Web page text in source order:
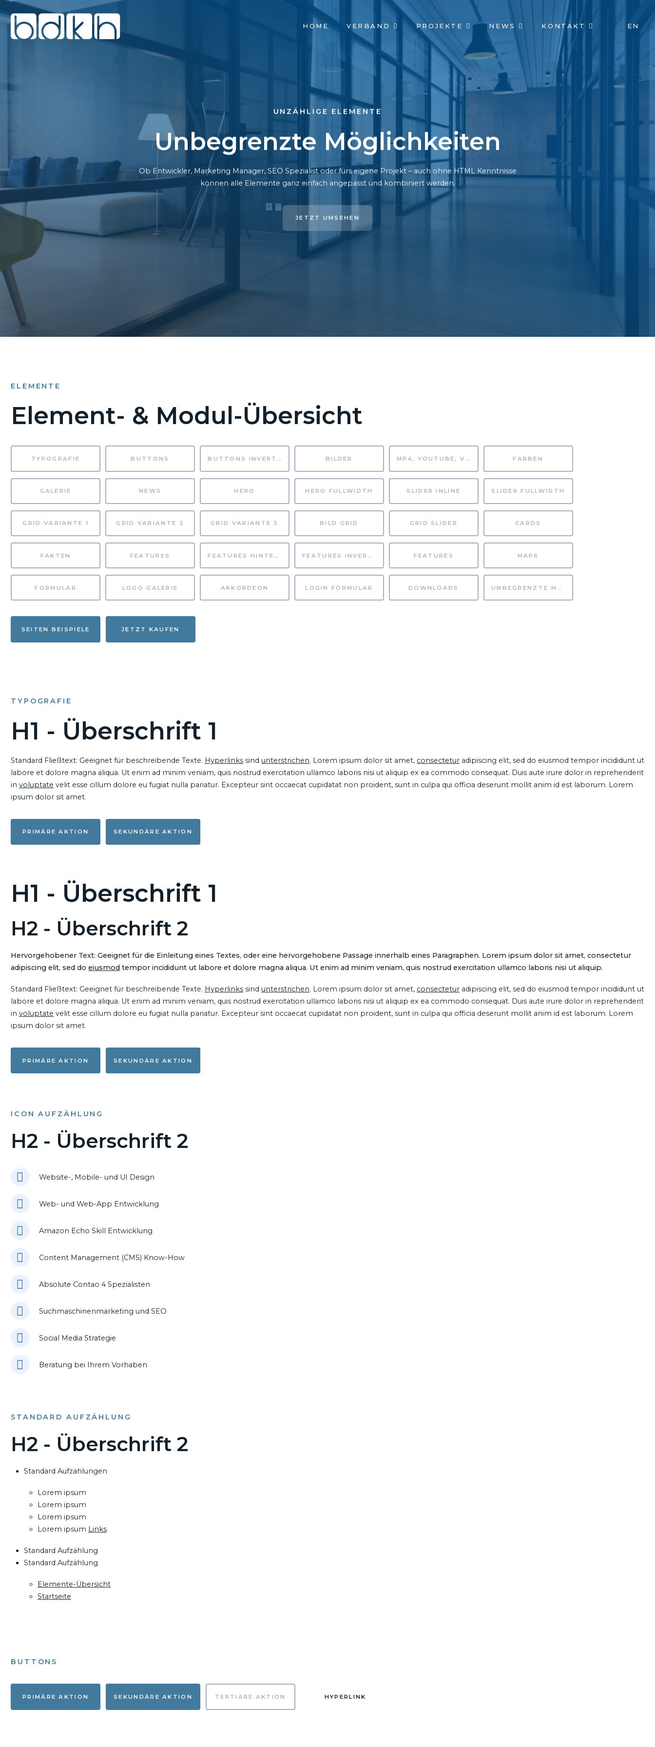
NAVIGATION
ÜBERSPRINGEN
HOME VERBAND PROJEKTE NEWS KONTAKT EN
UNZÄHLIGE ELEMENTE
Unbegrenzte Möglichkeiten
Ob Entwickler, Marketing Manager, SEO Spezialist oder fürs eigene Projekt – auch ohne HTML Kenntnisse
können alle Elemente ganz einfach angepasst und kombiniert werden.
JETZT UMSEHEN
ELEMENTE
Element- & Modul-Übersicht
TYPOGRAFIE BUTTONS BUTTONS INVERTIERT BILDER MP4, YOUTUBE, VIMEO FARBEN
GALERIE NEWS HERO HERO FULLWIDTH SLIDER INLINE SLIDER FULLWIDTH
GRID VARIANTE 1 GRID VARIANTE 2 GRID VARIANTE 3 BILD GRID GRID SLIDER CARDS
FAKTEN FEATURES FEATURES HINTERGRUND FEATURES INVERTIERT FEATURES MAPS
FORMULAR LOGO GALERIE AKKORDEON LOGIN FORMULAR DOWNLOADS UNBEGRENZTE MÖGLICHKEITEN
SEITEN BEISPIELE JETZT KAUFEN
TYPOGRAFIE
H1 - Überschrift 1
Standard Fließtext: Geeignet für beschreibende Texte. Hyperlinks sind unterstrichen. Lorem ipsum dolor sit amet, consectetur adipiscing elit, sed do eiusmod tempor incididunt ut
labore et dolore magna aliqua. Ut enim ad minim veniam, quis nostrud exercitation ullamco laboris nisi ut aliquip ex ea commodo consequat. Duis aute irure dolor in reprehenderit
in voluptate velit esse cillum dolore eu fugiat nulla pariatur. Excepteur sint occaecat cupidatat non proident, sunt in culpa qui officia deserunt mollit anim id est laborum. Lorem
ipsum dolor sit amet.
PRIMÄRE AKTION SEKUNDÄRE AKTION
H1 - Überschrift 1
H2 - Überschrift 2
Hervorgehobener Text: Geeignet für die Einleitung eines Textes, oder eine hervorgehobene Passage innerhalb eines Paragraphen. Lorem ipsum dolor sit amet, consectetur
adipiscing elit, sed do eiusmod tempor incididunt ut labore et dolore magna aliqua. Ut enim ad minim veniam, quis nostrud exercitation ullamco laboris nisi ut aliquip.
Standard Fließtext: Geeignet für beschreibende Texte. Hyperlinks sind unterstrichen. Lorem ipsum dolor sit amet, consectetur adipiscing elit, sed do eiusmod tempor incididunt ut
labore et dolore magna aliqua. Ut enim ad minim veniam, quis nostrud exercitation ullamco laboris nisi ut aliquip ex ea commodo consequat. Duis aute irure dolor in reprehenderit
in voluptate velit esse cillum dolore eu fugiat nulla pariatur. Excepteur sint occaecat cupidatat non proident, sunt in culpa qui officia deserunt mollit anim id est laborum. Lorem
ipsum dolor sit amet.
PRIMÄRE AKTION SEKUNDÄRE AKTION
ICON AUFZÄHLUNG
H2 - Überschrift 2
Website-, Mobile- und UI Design
Web- und Web-App Entwicklung
Amazon Echo Skill Entwicklung
Content Management (CMS) Know-How
Absolute Contao 4 Spezialisten
Suchmaschinenmarketing und SEO
Social Media Strategie
Beratung bei Ihrem Vorhaben
STANDARD AUFZÄHLUNG
H2 - Überschrift 2
Standard Aufzählungen
Lorem ipsum
Lorem ipsum
Lorem ipsum
Lorem ipsum Links
Standard Aufzählung
Standard Aufzählung
Elemente-Übersicht
Startseite
BUTTONS
PRIMÄRE AKTION SEKUNDÄRE AKTION TERTIÄRE AKTION HYPERLINK